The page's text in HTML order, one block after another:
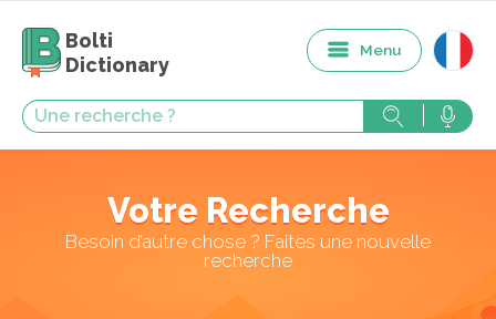
Bolti
Dictionary
Menu
Votre Recherche
Besoin d’autre chose ? Faites une nouvelle
recherche